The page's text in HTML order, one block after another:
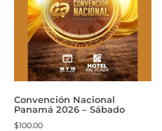
Convención Nacional
Panamá 2026 – Sábado
$100.00